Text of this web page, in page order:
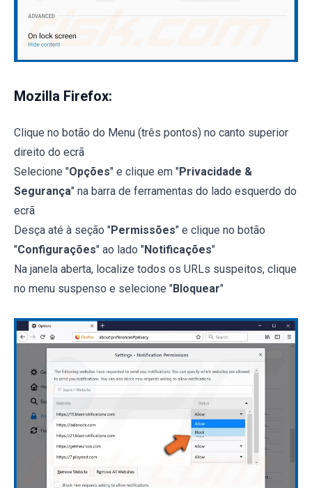
Mozilla Firefox:
Clique no botão do Menu (três pontos) no canto superior
direito do ecrã
Selecione "Opções" e clique em "Privacidade &
Segurança" na barra de ferramentas do lado esquerdo do
ecrã
Desça até à seção "Permissões" e clique no botão
"Configurações" ao lado "Notificações"
Na janela aberta, localize todos os URLs suspeitos, clique
no menu suspenso e selecione "Bloquear"